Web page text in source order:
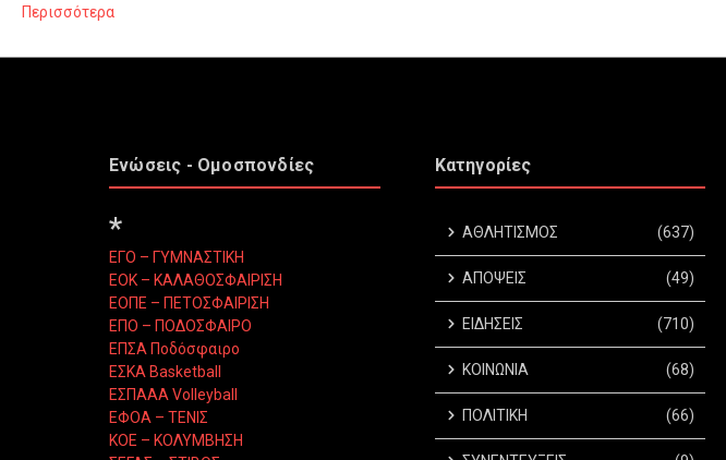
Περισσότερα
Ενώσεις - Ομοσπονδίες
*
ΕΓΟ – ΓΥΜΝΑΣΤΙΚΗ
ΕΟΚ – ΚΑΛΑΘΟΣΦΑΙΡΙΣΗ
ΕΟΠΕ – ΠΕΤΟΣΦΑΙΡΙΣΗ
ΕΠΟ – ΠΟΔΟΣΦΑΙΡΟ
ΕΠΣΑ Ποδόσφαιρο
ΕΣΚΑ Basketball
ΕΣΠΑΑΑ Volleyball
ΕΦΟΑ – ΤΕΝΙΣ
ΚΟΕ – ΚΟΛΥΜΒΗΣΗ
Κατηγορίες
ΑΘΛΗΤΙΣΜΟΣ (637)
ΑΠΟΨΕΙΣ (49)
ΕΙΔΗΣΕΙΣ (710)
ΚΟΙΝΩΝΙΑ (68)
ΠΟΛΙΤΙΚΗ (66)